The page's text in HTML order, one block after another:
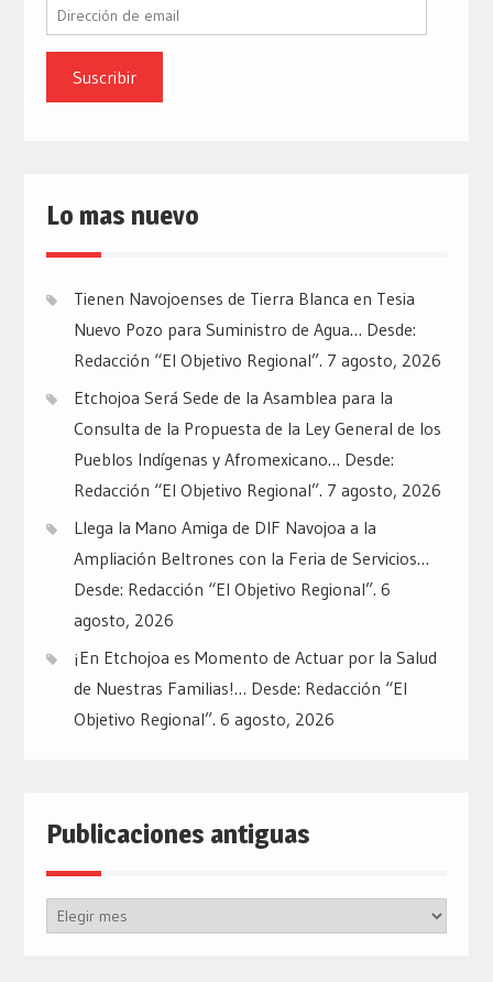
Dirección
email
Lo mas nuevo
Tienen Navojoenses de Tierra Blanca en Tesia
Nuevo Pozo para Suministro de Agua… Desde:
Redacción “El Objetivo Regional”. 7 agosto, 2026
Etchojoa Será Sede de la Asamblea para la
Consulta de la Propuesta de la Ley General de los
Pueblos Indígenas y Afromexicano… Desde:
Redacción “El Objetivo Regional”. 7 agosto, 2026
Llega la Mano Amiga de DIF Navojoa a la
Ampliación Beltrones con la Feria de Servicios…
Desde: Redacción “El Objetivo Regional”. 6
agosto, 2026
¡En Etchojoa es Momento de Actuar por la Salud
de Nuestras Familias!… Desde: Redacción “El
Objetivo Regional”. 6 agosto, 2026
Publicaciones antiguas
Publicaciones